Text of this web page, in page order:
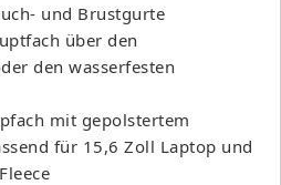
und Brustgurte
über den
den wasserfesten
mit gepolstertem
für 15,6 Zoll Laptop und